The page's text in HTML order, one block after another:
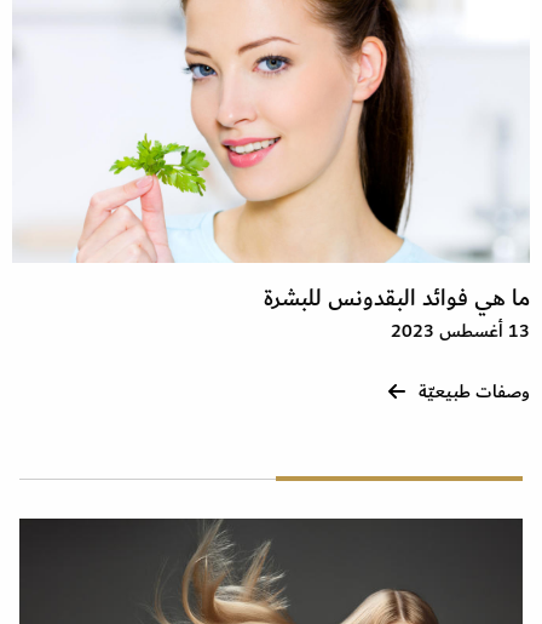
ما هي فوائد البقدونس للبشرة
13 أغسطس 2023
وصفات طبيعيّة